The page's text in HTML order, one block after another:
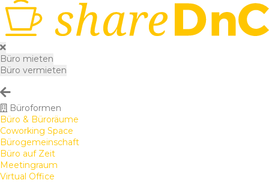
Büro mieten
Büro vermieten
Büroformen
Büro & Büroräume
Coworking Space
Bürogemeinschaft
Büro auf Zeit
Meetingraum
Virtual Office